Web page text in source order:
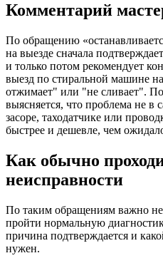
Комментарий
По обращению
на выезде сначала
и только потом рекомендует
выезд по стиральной машине
отжимает" или "не сливает".
выясняется, что проблема не в
засоре, таходатчике или
быстрее и дешевле, чем
Как обычно
неисправности
По таким обращениям важно
пройти нормальную
причина подтверждается и
нужен.